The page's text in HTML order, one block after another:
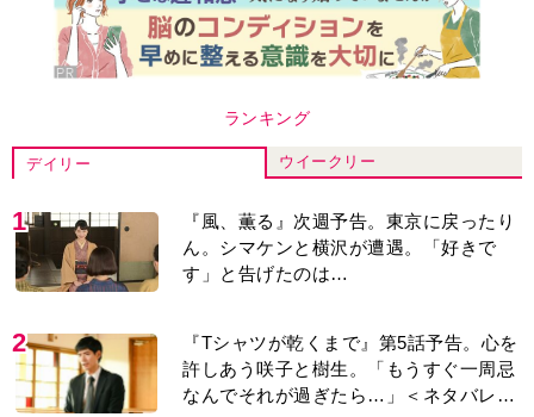
ランキング
デイリー ウイークリー
1
『風、薫る』次週予告。東京に戻ったり
ん。シマケンと横沢が遭遇。「好きで
す」と告げたのは…
2
『Tシャツが乾くまで』第5話予告。心を
許しあう咲子と樹生。「もうすぐ一周忌
なんでそれが過ぎたら…」＜ネタバレあ